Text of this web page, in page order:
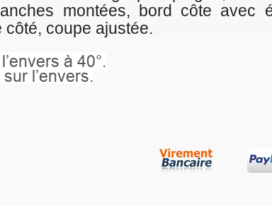
côte avec élasthane aux